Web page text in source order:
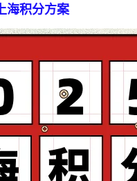
上海积分方案